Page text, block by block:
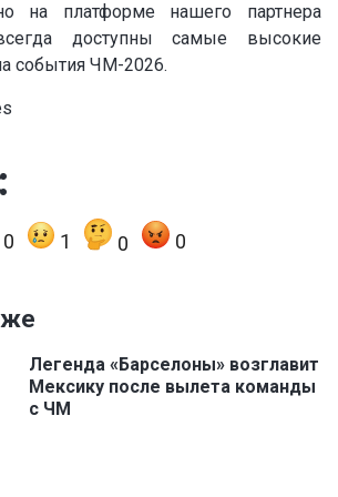
на платформе нашего партнера
доступны самые высокие
события ЧМ-2026.
0 1 0 0
Легенда «Барселоны» возглавит
Мексику после вылета команды
с ЧМ